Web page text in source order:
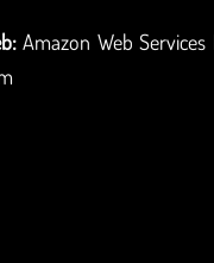
Amazon Web Services